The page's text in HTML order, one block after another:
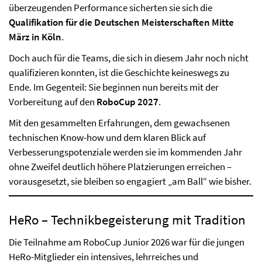
überzeugenden Performance sicherten sie sich die
Qualifikation für die Deutschen Meisterschaften Mitte
März in Köln.
Doch auch für die Teams, die sich in diesem Jahr noch nicht
qualifizieren konnten, ist die Geschichte keineswegs zu
Ende. Im Gegenteil: Sie beginnen nun bereits mit der
Vorbereitung auf den RoboCup 2027.
Mit den gesammelten Erfahrungen, dem gewachsenen
technischen Know-how und dem klaren Blick auf
Verbesserungspotenziale werden sie im kommenden Jahr
ohne Zweifel deutlich höhere Platzierungen erreichen –
vorausgesetzt, sie bleiben so engagiert „am Ball“ wie bisher.
HeRo – Technikbegeisterung mit Tradition
Die Teilnahme am RoboCup Junior 2026 war für die jungen
HeRo-Mitglieder ein intensives, lehrreiches und